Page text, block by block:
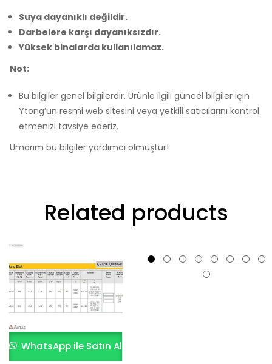
Suya dayanıklı değildir.
Darbelere karşı dayanıksızdır.
Yüksek binalarda kullanılamaz.
Not:
Bu bilgiler genel bilgilerdir. Ürünle ilgili güncel bilgiler için
Ytong’un resmi web sitesini veya yetkili satıcılarını kontrol
etmenizi tavsiye ederiz.
Umarım bu bilgiler yardımcı olmuştur!
Related products
WhatsApp ile Satın Al